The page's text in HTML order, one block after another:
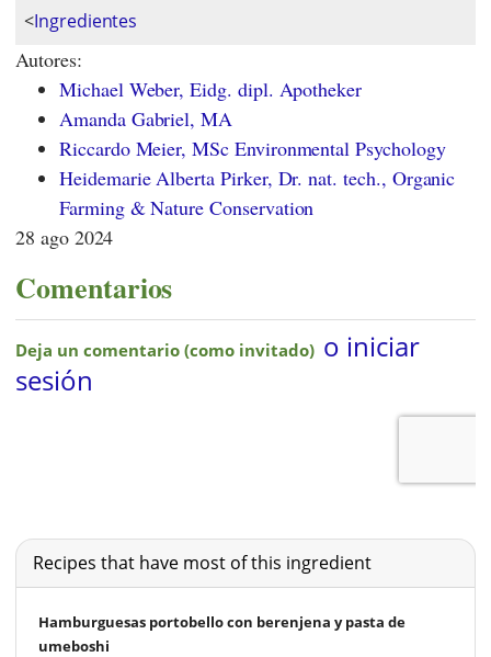
<Ingredientes
Autores:
Michael Weber, Eidg. dipl. Apotheker
Amanda Gabriel, MA
Riccardo Meier, MSc Environmental Psychology
Heidemarie Alberta Pirker, Dr. nat. tech., Organic
Farming & Nature Conservation
28 ago 2024
Comentarios
Recipes that have most of this ingredient
Hamburguesas portobello con berenjena y pasta de
umeboshi